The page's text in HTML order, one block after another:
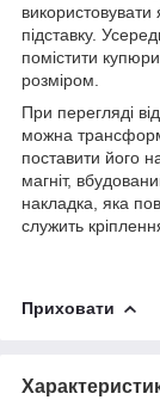
підставку.
помістити
розміром.
При перегляді
можна
поставити його
магніт,
накладка, яка
служить
Приховати